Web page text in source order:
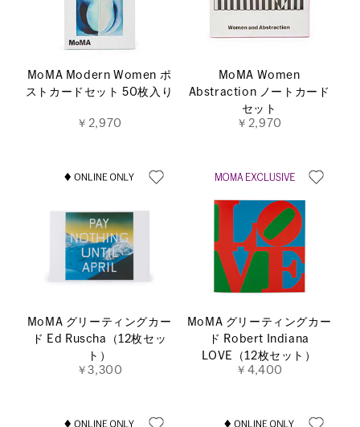
MoMA Modern Women ポ
ストカードセット 50枚入り
￥2,970
MoMA Women
Abstraction ノートカード
セット
￥2,970
MoMA グリーティングカー
ド Ed Ruscha（12枚セッ
ト）
￥3,300
MoMA グリーティングカー
ド Robert Indiana
LOVE（12枚セット）
￥4,400